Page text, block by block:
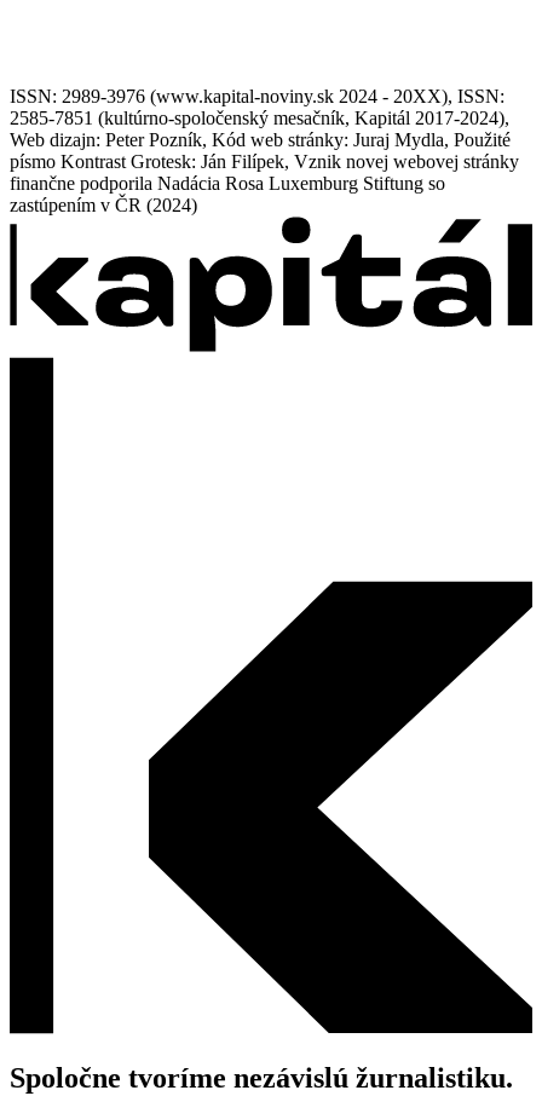
ISSN: 2989-3976 (www.kapital-noviny.sk 2024 - 20XX), ISSN:
2585-7851 (kultúrno-spoločenský mesačník, Kapitál 2017-2024),
Web dizajn: Peter Pozník, Kód web stránky: Juraj Mydla, Použité
písmo Kontrast Grotesk: Ján Filípek, Vznik novej webovej stránky
finančne podporila Nadácia Rosa Luxemburg Stiftung so
zastúpením v ČR (2024)
Spoločne tvoríme nezávislú žurnalistiku.